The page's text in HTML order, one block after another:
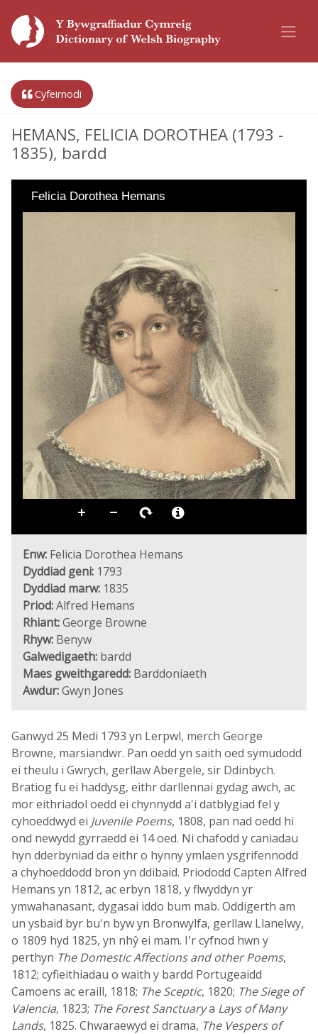
Cyfeirnodi
HEMANS, FELICIA DOROTHEA (1793 -
1835), bardd
Felicia Dorothea Hemans
Enw: Felicia Dorothea Hemans
Dyddiad geni: 1793
Dyddiad marw: 1835
Priod:Alfred Hemans
Rhiant:George Browne
Rhyw: Benyw
Galwedigaeth: bardd
Maes gweithgaredd: Barddoniaeth
Awdur:Gwyn Jones
Ganwyd 25 Medi 1793 yn Lerpwl, merch George
Browne, marsiandwr. Pan oedd yn saith oed symudodd
ei theulu i Gwrych, gerllaw Abergele, sir Ddinbych.
Bratiog fu ei haddysg, eithr darllennai gydag awch, ac
mor eithriadol oedd ei chynnydd a'i datblygiad fel y
cyhoeddwyd ei Juvenile Poems, 1808, pan nad oedd hi
ond newydd gyrraedd ei 14 oed. Ni chafodd y caniadau
hyn dderbyniad da eithr o hynny ymlaen ysgrifennodd
a chyhoeddodd bron yn ddibaid. Priododd Capten Alfred
Hemans yn 1812, ac erbyn 1818, y flwyddyn yr
ymwahanasant, dygasai iddo bum mab. Oddigerth am
un ysbaid byr bu'n byw yn Bronwylfa, gerllaw Llanelwy,
o 1809 hyd 1825, yn nhŷ ei mam. I'r cyfnod hwn y
perthyn The Domestic Affections and other Poems,
1812; cyfieithiadau o waith y bardd Portugeaidd
Camoens ac eraill, 1818; The Sceptic, 1820; The Siege of
Valencia, 1823; The Forest Sanctuarya Lays of Many
Lands, 1825. Chwaraewyd ei drama, The Vespers of